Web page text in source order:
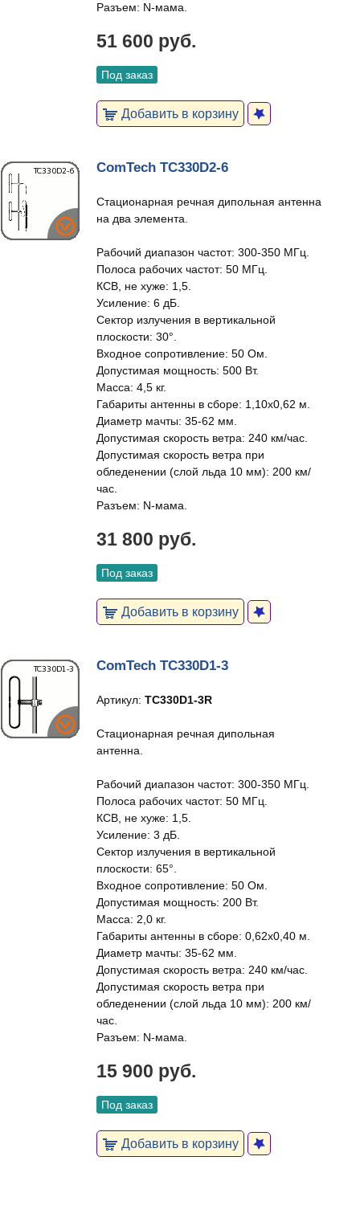
Разъем: N-мама.
51 600 руб.
Под заказ
Добавить в корзину
ComTech TC330D2-6
Стационарная речная дипольная антенна
на два элемента.
Рабочий диапазон частот: 300-350 МГц.
Полоса рабочих частот: 50 МГц.
КСВ, не хуже: 1,5.
Усиление: 6 дБ.
Сектор излучения в вертикальной
плоскости: 30°.
Входное сопротивление: 50 Ом.
Допустимая мощность: 500 Вт.
Масса: 4,5 кг.
Габариты антенны в сборе: 1,10х0,62 м.
Диаметр мачты: 35-62 мм.
Допустимая скорость ветра: 240 км/час.
Допустимая скорость ветра при
обледенении (слой льда 10 мм): 200 км/
час.
Разъем: N-мама.
31 800 руб.
Под заказ
Добавить в корзину
ComTech TC330D1-3
Артикул: TC330D1-3R
Стационарная речная дипольная
антенна.
Рабочий диапазон частот: 300-350 МГц.
Полоса рабочих частот: 50 МГц.
КСВ, не хуже: 1,5.
Усиление: 3 дБ.
Сектор излучения в вертикальной
плоскости: 65°.
Входное сопротивление: 50 Ом.
Допустимая мощность: 200 Вт.
Масса: 2,0 кг.
Габариты антенны в сборе: 0,62x0,40 м.
Диаметр мачты: 35-62 мм.
Допустимая скорость ветра: 240 км/час.
Допустимая скорость ветра при
обледенении (слой льда 10 мм): 200 км/
час.
Разъем: N-мама.
15 900 руб.
Под заказ
Добавить в корзину